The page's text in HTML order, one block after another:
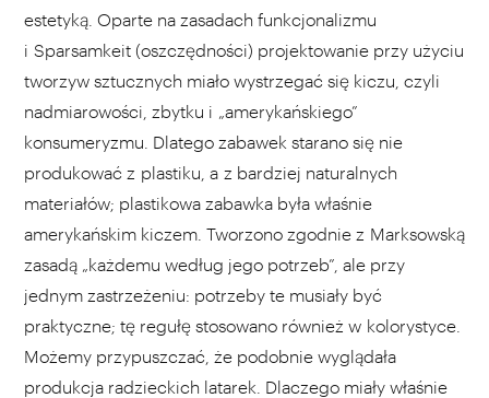
estetyką. Oparte na zasadach funkcjonalizmu
i Sparsamkeit (oszczędności) projektowanie przy użyciu
tworzyw sztucznych miało wystrzegać się kiczu, czyli
nadmiarowości, zbytku i „amerykańskiego”
konsumeryzmu. Dlatego zabawek starano się nie
produkować z plastiku, a z bardziej naturalnych
materiałów; plastikowa zabawka była właśnie
amerykańskim kiczem. Tworzono zgodnie z Marksowską
zasadą „każdemu według jego potrzeb”, ale przy
jednym zastrzeżeniu: potrzeby te musiały być
praktyczne; tę regułę stosowano również w kolorystyce.
Możemy przypuszczać, że podobnie wyglądała
produkcja radzieckich latarek. Dlaczego miały właśnie